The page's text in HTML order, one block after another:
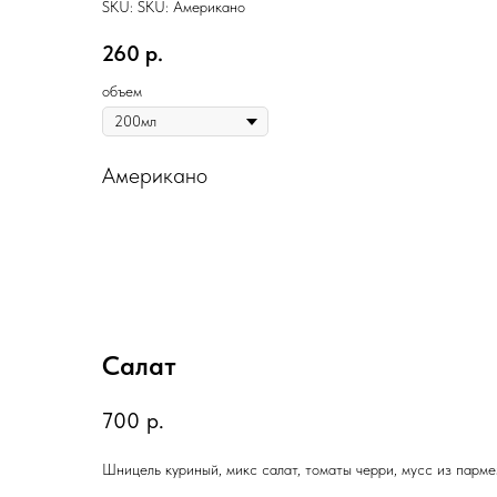
SKU: SKU: Американо
260 р.
объем
Американо
Салат
700 р.
Шницель куриный, микс салат, томаты черри, мусс из